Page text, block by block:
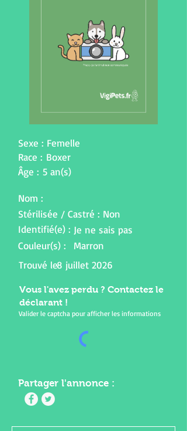
Sexe : Femelle
Race : Boxer
Âge : 5 an(s)
Nom :
Stérilisée / Castré : Non
Identifié(e) : Je ne sais pas
Couleur(s) :
Marron
Trouvé le8 juillet 2026
Vous l'avez perdu ? Contactez le
déclarant !
Valider le captcha pour afficher les informations
Partager l'annonce :